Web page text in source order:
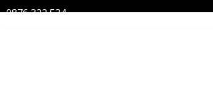
0876 322 534